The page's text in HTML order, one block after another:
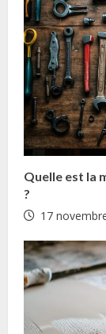
i
n
g
Quelle est la
?
17